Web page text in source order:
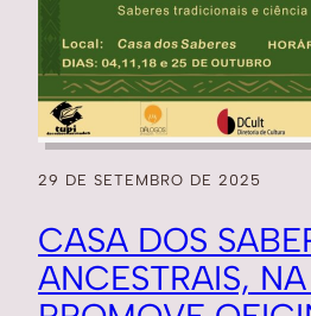
29 DE SETEMBRO DE 2025
CASA DOS
ANCESTRAIS,